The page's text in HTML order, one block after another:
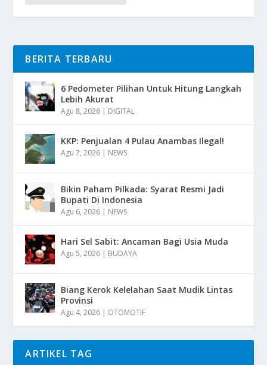
BERITA TERBARU
6 Pedometer Pilihan Untuk Hitung Langkah
Lebih Akurat
Agu 8, 2026 | DIGITAL
KKP: Penjualan 4 Pulau Anambas Ilegal!
Agu 7, 2026 | NEWS
Bikin Paham Pilkada: Syarat Resmi Jadi
Bupati Di Indonesia
Agu 6, 2026 | NEWS
Hari Sel Sabit: Ancaman Bagi Usia Muda
Agu 5, 2026 | BUDAYA
Biang Kerok Kelelahan Saat Mudik Lintas
Provinsi
Agu 4, 2026 | OTOMOTIF
ARTIKEL TAG